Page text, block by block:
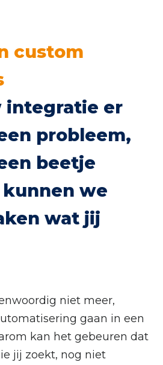
custom
integratie er
probleem,
beetje
we
wat jij
niet meer,
gaan in een
kan het gebeuren dat
jij zoekt, nog niet